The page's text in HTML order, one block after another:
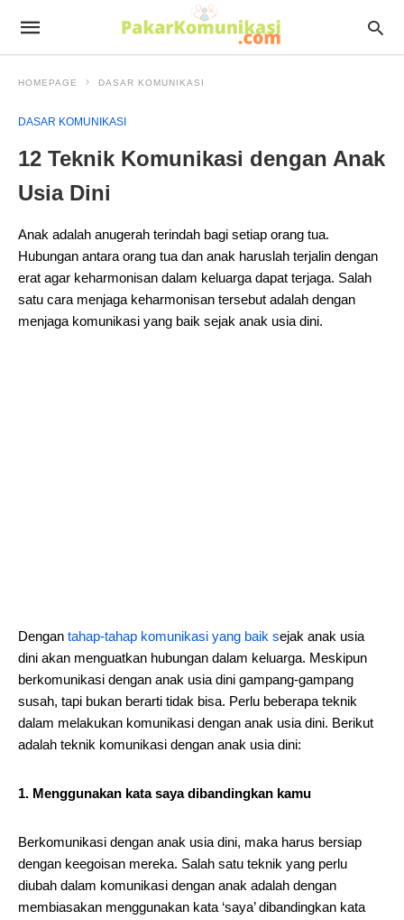
HOMEPAGE DASAR KOMUNIKASI
DASAR KOMUNIKASI
12 Teknik Komunikasi dengan Anak
Usia Dini
Anak adalah anugerah terindah bagi setiap orang tua.
Hubungan antara orang tua dan anak haruslah terjalin dengan
erat agar keharmonisan dalam keluarga dapat terjaga. Salah
satu cara menjaga keharmonisan tersebut adalah dengan
menjaga komunikasi yang baik sejak anak usia dini.
Dengan tahap-tahap komunikasi yang baik sejak anak usia
dini akan menguatkan hubungan dalam keluarga. Meskipun
berkomunikasi dengan anak usia dini gampang-gampang
susah, tapi bukan berarti tidak bisa. Perlu beberapa teknik
dalam melakukan komunikasi dengan anak usia dini. Berikut
adalah teknik komunikasi dengan anak usia dini:
1. Menggunakan kata saya dibandingkan kamu
Berkomunikasi dengan anak usia dini, maka harus bersiap
dengan keegoisan mereka. Salah satu teknik yang perlu
diubah dalam komunikasi dengan anak adalah dengan
membiasakan menggunakan kata ‘saya’ dibandingkan kata